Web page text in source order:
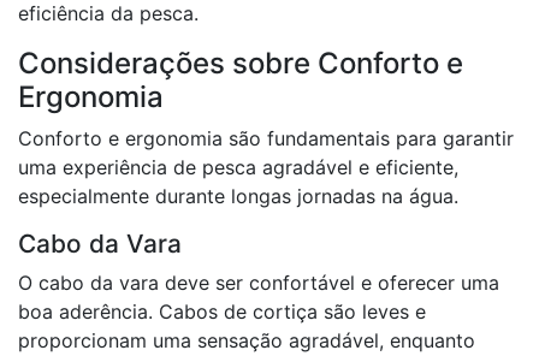
eficiência da pesca.
Considerações sobre Conforto e
Ergonomia
Conforto e ergonomia são fundamentais para garantir
uma experiência de pesca agradável e eficiente,
especialmente durante longas jornadas na água.
Cabo da Vara
O cabo da vara deve ser confortável e oferecer uma
boa aderência. Cabos de cortiça são leves e
proporcionam uma sensação agradável, enquanto